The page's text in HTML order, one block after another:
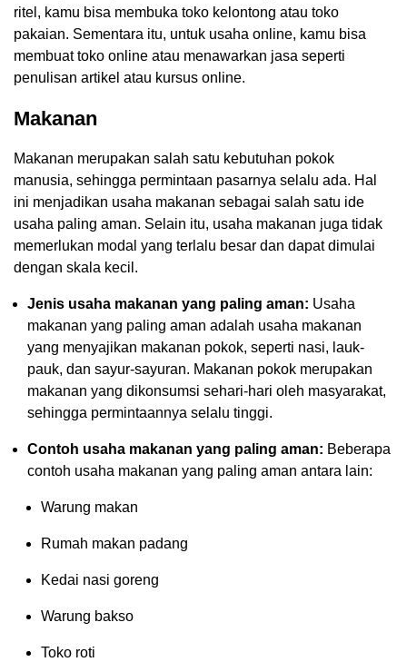
ritel, kamu bisa membuka toko kelontong atau toko
pakaian. Sementara itu, untuk usaha online, kamu bisa
membuat toko online atau menawarkan jasa seperti
penulisan artikel atau kursus online.
Makanan
Makanan merupakan salah satu kebutuhan pokok
manusia, sehingga permintaan pasarnya selalu ada. Hal
ini menjadikan usaha makanan sebagai salah satu ide
usaha paling aman. Selain itu, usaha makanan juga tidak
memerlukan modal yang terlalu besar dan dapat dimulai
dengan skala kecil.
Jenis usaha makanan yang paling aman: Usaha
makanan yang paling aman adalah usaha makanan
yang menyajikan makanan pokok, seperti nasi, lauk-
pauk, dan sayur-sayuran. Makanan pokok merupakan
makanan yang dikonsumsi sehari-hari oleh masyarakat,
sehingga permintaannya selalu tinggi.
Contoh usaha makanan yang paling aman: Beberapa
contoh usaha makanan yang paling aman antara lain:
Warung makan
Rumah makan padang
Kedai nasi goreng
Warung bakso
Toko roti